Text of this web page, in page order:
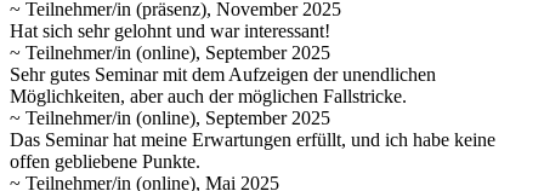
~ Teilnehmer/in (präsenz), November 2025
Hat sich sehr gelohnt und war interessant!
~ Teilnehmer/in (online), September 2025
Sehr gutes Seminar mit dem Aufzeigen der unendlichen
Möglichkeiten, aber auch der möglichen Fallstricke.
~ Teilnehmer/in (online), September 2025
Das Seminar hat meine Erwartungen erfüllt, und ich habe keine
offen gebliebene Punkte.
~ Teilnehmer/in (online), Mai 2025